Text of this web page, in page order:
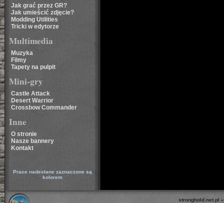
Jak grać przez GR?
Jak umieścić zdjęcie?
Modding Utilities
Tricki w edytorze
Multimedia
Muzyka
Filmy
Tapety na pulpit
Mini-gry
Castle Attack
Desert Warrior
Crossbow Commander
Inne
O stronie
Nasze bannery
Kontakt
Prace nadesłane zaznaczone są
kolorem
stronghold.net.pl